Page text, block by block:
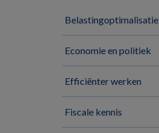
Belastingoptimalisatie
Economie en politiek
Efficiënter werken
Fiscale kennis